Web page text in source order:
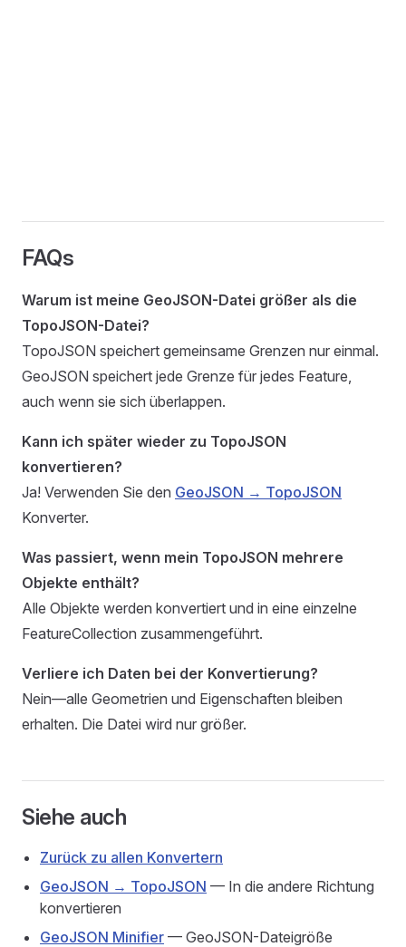
FAQs
Warum ist meine GeoJSON-Datei größer als die
TopoJSON-Datei?
TopoJSON speichert gemeinsame Grenzen nur einmal.
GeoJSON speichert jede Grenze für jedes Feature,
auch wenn sie sich überlappen.
Kann ich später wieder zu TopoJSON
konvertieren?
Ja! Verwenden Sie den GeoJSON → TopoJSON
Konverter.
Was passiert, wenn mein TopoJSON mehrere
Objekte enthält?
Alle Objekte werden konvertiert und in eine einzelne
FeatureCollection zusammengeführt.
Verliere ich Daten bei der Konvertierung?
Nein—alle Geometrien und Eigenschaften bleiben
erhalten. Die Datei wird nur größer.
Siehe auch
Zurück zu allen Konvertern
GeoJSON → TopoJSON — In die andere Richtung
konvertieren
GeoJSON Minifier — GeoJSON-Dateigröße